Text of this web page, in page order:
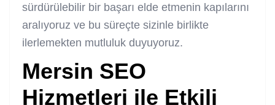
sürdürülebilir bir başarı elde etmenin kapılarını
aralıyoruz ve bu süreçte sizinle birlikte
ilerlemekten mutluluk duyuyoruz.
Mersin SEO
Hizmetleri ile Etkili